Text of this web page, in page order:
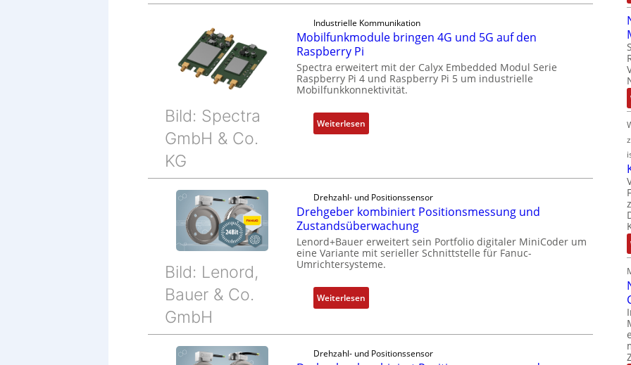
o
l
-
I
d
u
r
e
-
P
C
l
s
s
i
Bild: Spectra
GmbH & Co.
KG
Industrielle Kommunikation
Mobilfunkmodule bringen 4G und 5G auf den
Raspberry Pi
Spectra erweitert mit der Calyx Embedded Modul Serie
Raspberry Pi 4 und Raspberry Pi 5 um industrielle
Mobilfunkkonnektivität.
Weiterlesen:
M
i
l
f
u
n
k
m
o
d
b
Bild: Lenord,
Bauer & Co.
GmbH
Drehzahl- und Positionssensor
Drehgeber kombiniert Positionsmessung und
Zustandsüberwachung
Lenord+Bauer erweitert sein Portfolio digitaler MiniCoder um
eine Variante mit serieller Schnittstelle für Fanuc-
Umrichtersysteme.
Weiterlesen:
D
h
Drehzahl- und Positionssensor